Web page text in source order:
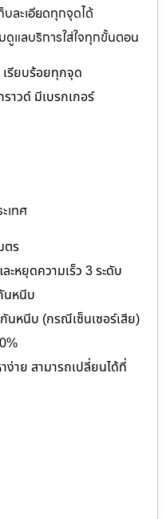
บละเอียดทุกจุดได้
แลบริการใส่ใจทุกขั้นตอน
รียบร้อยทุกจุด
าวด์ มีเบรกเกอร์
เทศ
ตร
หยุดความเร็ว 3 ระดับ
นหนีบ
นหนีบ (กรณีเซ็นเซอร์เสีย)
ง่าย สามารถเปลี่ยนได้ที่